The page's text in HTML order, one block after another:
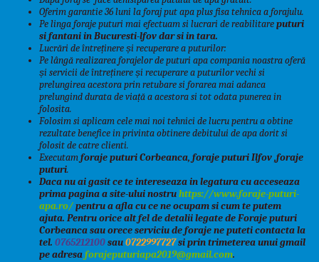
Oferim garantie 36 luni la foraj put apa plus fisa tehnica a forajulu.
Pe linga foraje puturi mai efectuam si lucrari de reabilitareputuri
si fantani in Bucuresti-lfov dar si in tara.
Lucrări de întreținere și recuperare a puturilor:
Pe lângă realizarea forajelor de puturi apa compania noastra oferă
și servicii de întreținere și recuperare a puturilor vechi si
prelungirea acestora prin retubare si forarea mai adanca
prelungind durata de viață a acestora si tot odata punerea in
folosita.
Folosim si aplicam cele mai noi tehnici de lucru pentru a obtine
rezultate benefice in privinta obtinere debitului de apa dorit si
folosit de catre clienti.
Executamforaje puturi Corbeanca, foraje puturi Ilfov,foraje
puturi.
Daca nu ai gasit ce te intereseaza in legatura cu acceseaza
prima pagina a site-ului nostruhttps://www.foraje-puturi-
apa.ro/pentru a afla cu ce ne ocupam si cum te putem
ajuta. Pentru orice alt fel de detalii legate deForaje puturi
Corbeanca sau orece serviciu de forajene puteti contacta la
tel. 0765212100sau0722997727si prin trimeterea unui gmail
pe adresaforajeputuriapa2019@gmail.com.